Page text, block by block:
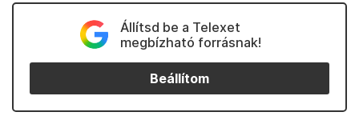
Állítsd be a Telexet
megbízható forrásnak!
Beállítom